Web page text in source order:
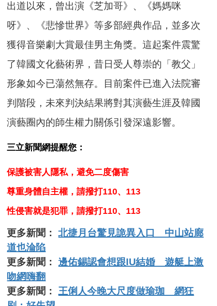
出道以來，曾出演《芝加哥》、《媽媽咪
呀》、《悲慘世界》等多部經典作品，並多次
獲得音樂劇大賞最佳男主角獎。這起案件震驚
了韓國文化藝術界，昔日受人尊崇的「教父」
形象如今已蕩然無存。目前案件已進入法院審
判階段，未來判決結果將對其演藝生涯及韓國
演藝圈內的師生權力關係引發深遠影響。
三立新聞網提醒您：
保護被害人隱私，避免二度傷害
尊重身體自主權，請撥打110、113
性侵害就是犯罪，請撥打110、113
更多新聞：北捷月台驚見詭異入口 中山站廊
道也淪陷
更多新聞：邊佑錫認會想跟IU結婚 遊艇上激
吻網嗨翻
更多新聞： 王俐人今晚大尺度做瑜珈 網狂